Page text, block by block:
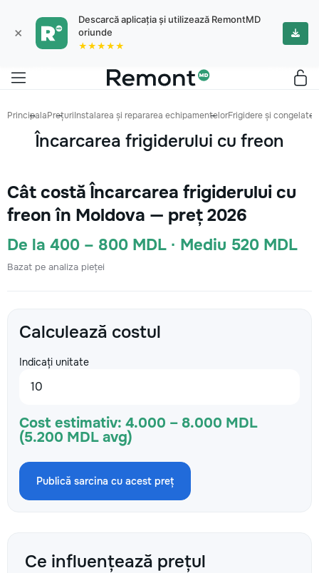
×
Descarcă aplicația și utilizează RemontMD
oriunde
★★★★★
PrincipalaPrețuriInstalarea și repararea echipamentelorFrigidere și
Încarcarea frigiderului cu freon
Cât costă Încarcarea frigiderului cu
freon în Moldova — preț 2026
De la 400 – 800 MDL · Mediu 520 MDL
Bazat pe analiza pieței
Calculează costul
Indicați unitate
Cost estimativ: 4.000 – 8.000 MDL
(5.200 MDL avg)
Publică sarcina cu acest preț
Ce influențează prețul